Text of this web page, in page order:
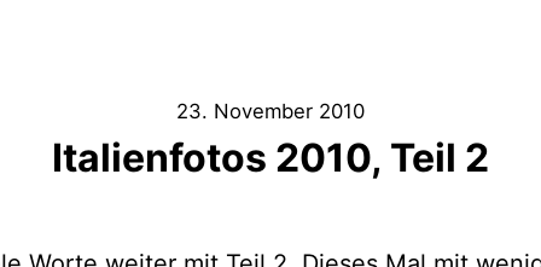
23. November 2010
Italienfotos 2010, Teil 2